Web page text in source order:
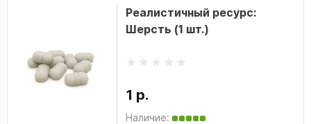
Реалистичный ресурс:
Шерсть (1 шт.)
1 р.
Наличие: